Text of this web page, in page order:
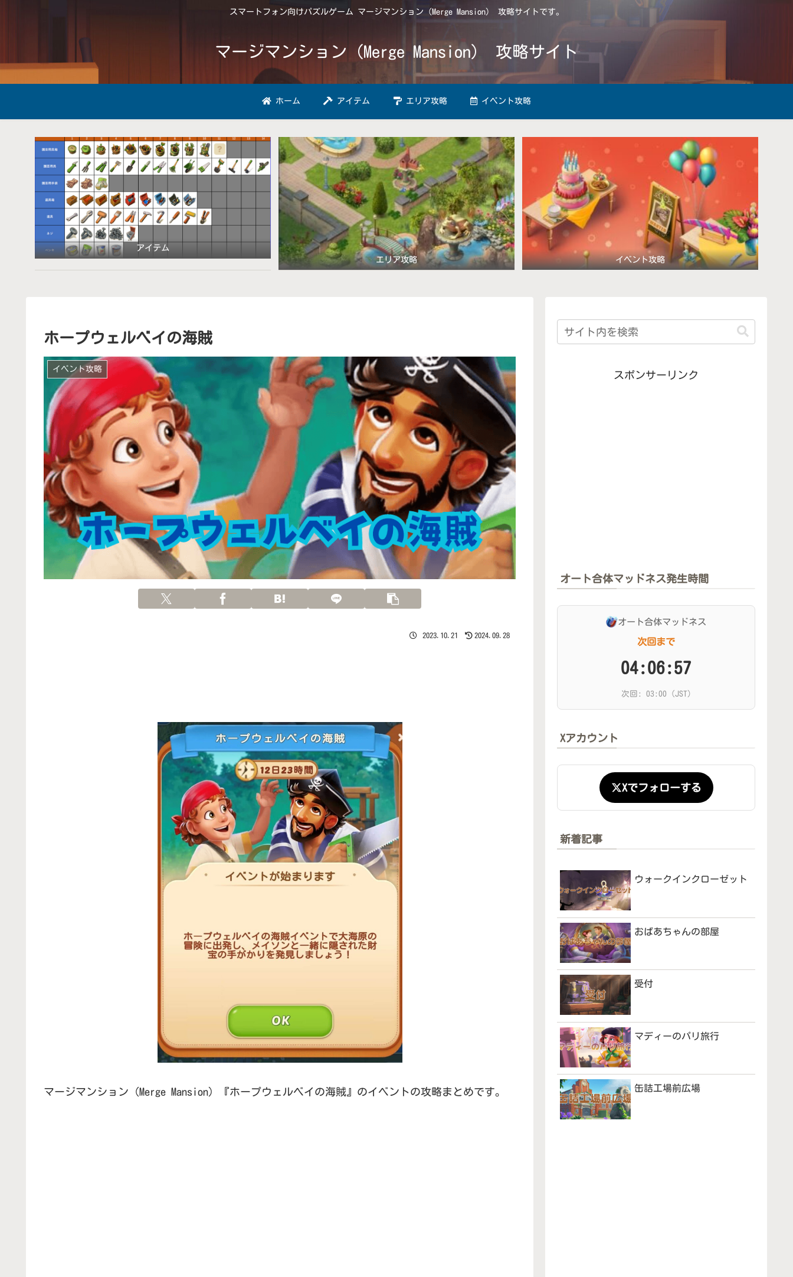
スマートフォン向けパズルゲーム マージマンション（Merge Mansion） 攻略サイトです。
マージマンション（Merge Mansion） 攻略サイト
ホーム アイテム エリア攻略 イベント攻略
アイテム
エリア攻略
イベント攻略
ホープウェルベイの海賊
イベント攻略
2023.10.21 2024.09.28
マージマンション（Merge Mansion）『ホープウェルベイの海賊』のイベントの攻略まとめです。
スポンサーリンク
オート合体マッドネス発生時間
オート合体マッドネス
次回まで
04:06:55
次回: 03:00 (JST)
Xアカウント
Xでフォローする
新着記事
ウォークインクローゼット
おばあちゃんの部屋
受付
マディーのパリ旅行
缶詰工場前広場